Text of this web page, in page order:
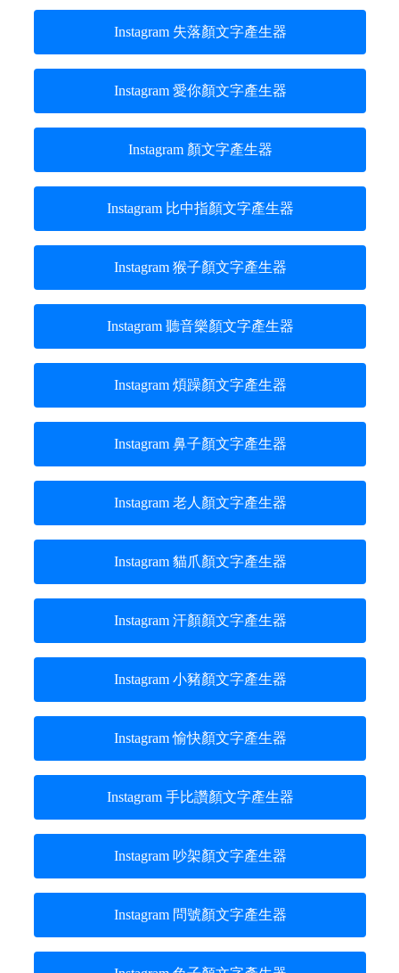
Instagram 失落顏文字產生器
Instagram 愛你顏文字產生器
Instagram 顏文字產生器
Instagram 比中指顏文字產生器
Instagram 猴子顏文字產生器
Instagram 聽音樂顏文字產生器
Instagram 煩躁顏文字產生器
Instagram 鼻子顏文字產生器
Instagram 老人顏文字產生器
Instagram 貓爪顏文字產生器
Instagram 汗顏顏文字產生器
Instagram 小豬顏文字產生器
Instagram 愉快顏文字產生器
Instagram 手比讚顏文字產生器
Instagram 吵架顏文字產生器
Instagram 問號顏文字產生器